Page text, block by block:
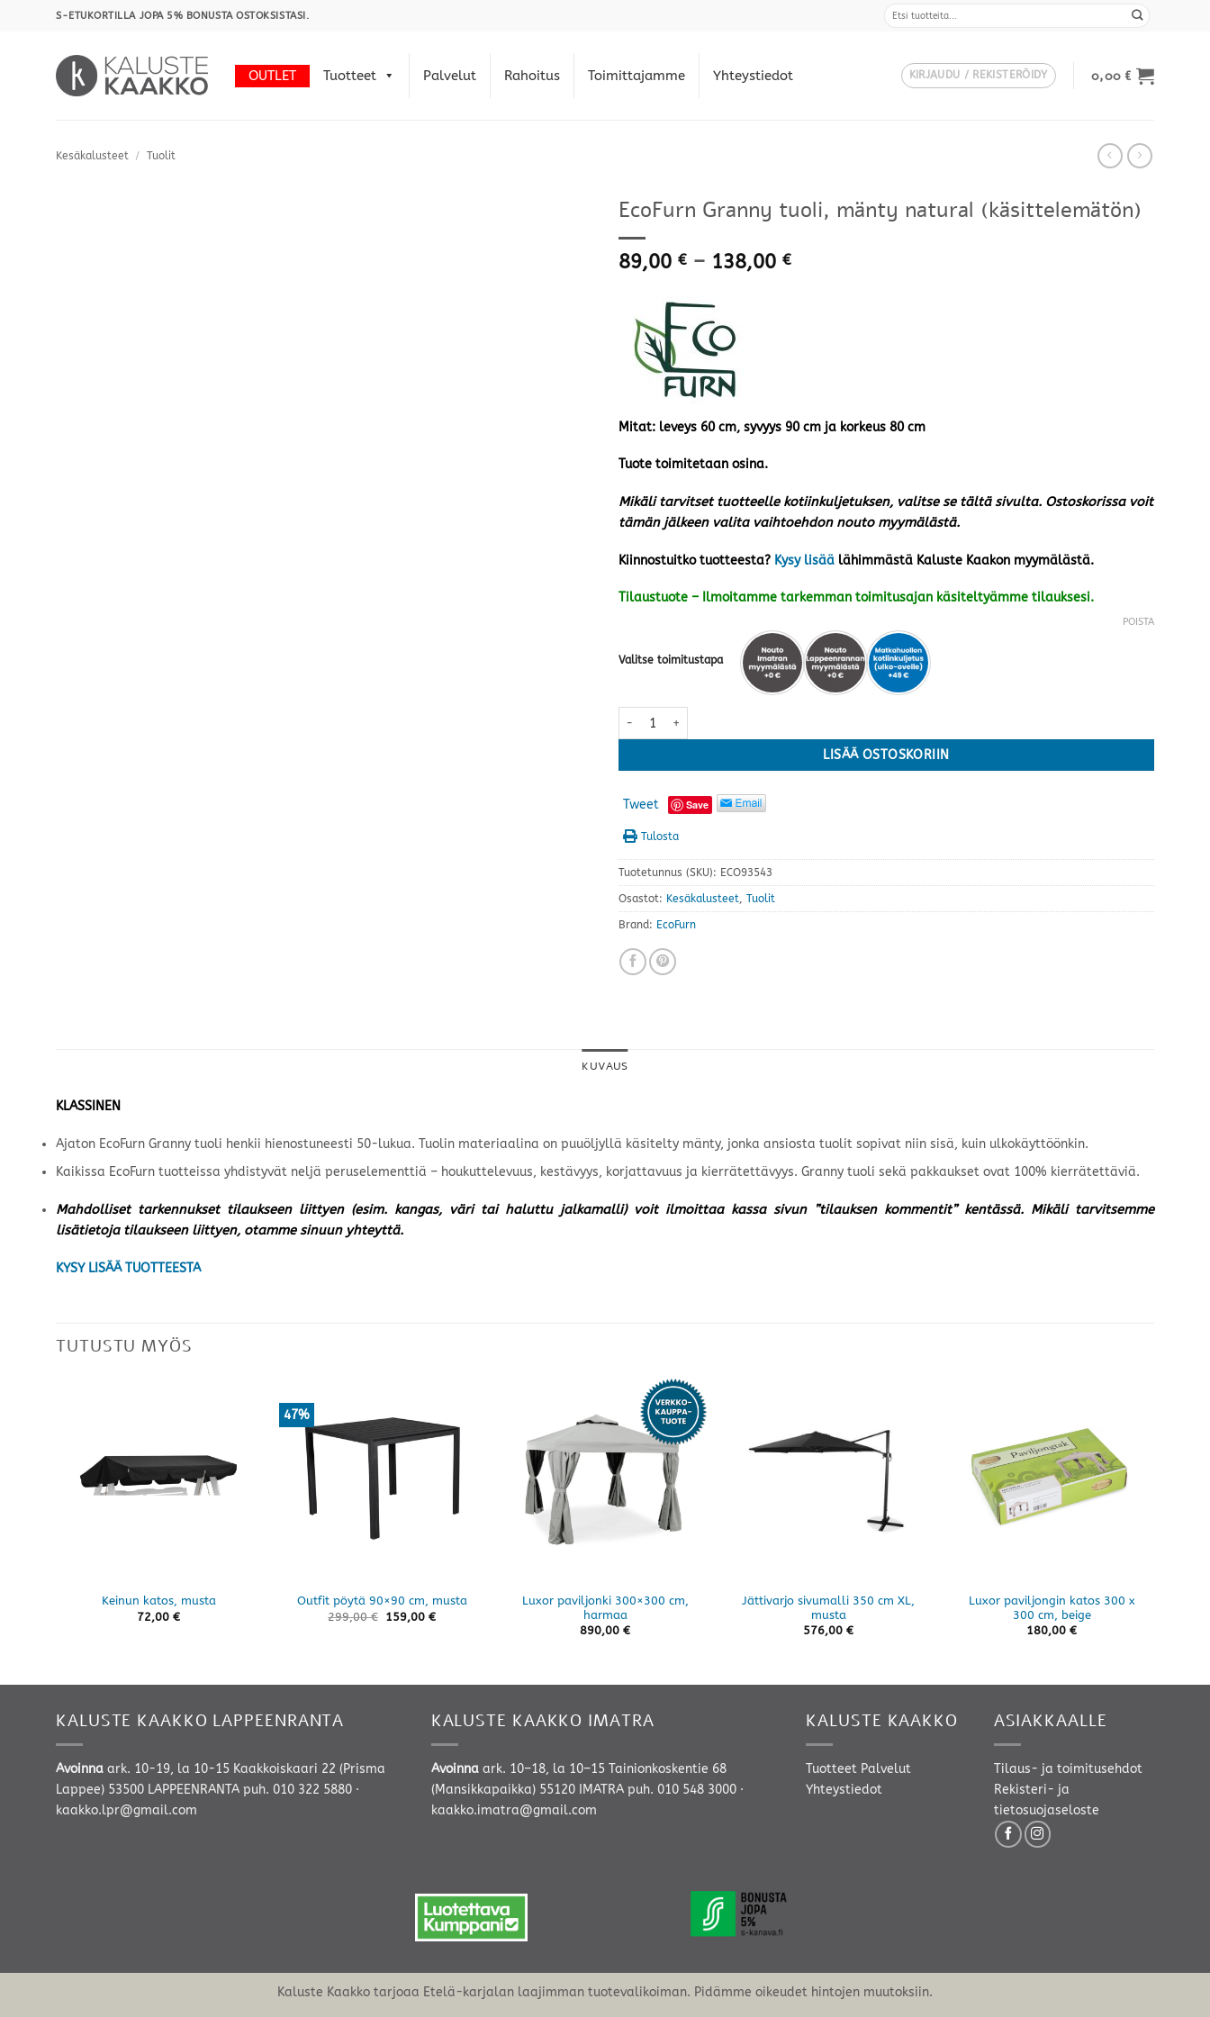
S-ETUKORTILLA JOPA 5% BONUSTA OSTOKSISTASI.
OUTLET Tuotteet Palvelut Rahoitus Toimittajamme Yhteystiedot KIRJAUDU / REKISTERÖIDY 0,00€
Kesäkalusteet / Tuolit
EcoFurn Granny tuoli, mänty natural (käsittelemätön)
89,00 € – 138,00 €Hintaluokka:
Mitat: leveys 60 cm, syvyys 90 cm ja korkeus 80 cm
Tuote toimitetaan osina.
Mikäli tarvitset tuotteelle kotiinkuljetuksen, valitse se tältä sivulta. Ostoskorissa voit
tämän jälkeen valita vaihtoehdon nouto myymälästä.
Kiinnostuitko tuotteesta? Kysy lisää lähimmästä Kaluste Kaakon myymälästä.
Tilaustuote – Ilmoitamme tarkemman toimitusajan käsiteltyämme tilauksesi.
Valitse toimitustapa
POISTA
EcoFurn Granny tuoli, mänty natural (käsittelemätön) määrä
LISÄÄ OSTOSKORIIN
Tweet Save
Tulosta
Tuotetunnus (SKU): ECO93543
Osastot: Kesäkalusteet, Tuolit
Brand: EcoFurn
KUVAUS
KLASSINEN
Ajaton EcoFurn Granny tuoli henkii hienostuneesti 50-lukua. Tuolin materiaalina on puuöljyllä käsitelty mänty, jonka ansiosta tuolit sopivat niin sisä, kuin ulkokäyttöönkin.
Kaikissa EcoFurn tuotteissa yhdistyvät neljä peruselementtiä – houkuttelevuus, kestävyys, korjattavuus ja kierrätettävyys. Granny tuoli sekä pakkaukset ovat 100% kierrätettäviä.
Mahdolliset tarkennukset tilaukseen liittyen (esim. kangas, väri tai haluttu jalkamalli) voit ilmoittaa kassa sivun ”tilauksen kommentit” kentässä. Mikäli tarvitsemme
lisätietoja tilaukseen liittyen, otamme sinuun yhteyttä.
KYSY LISÄÄ TUOTTEESTA
TUTUSTU MYÖS
Keinun katos, musta
72,00 €
47%
Outfit pöytä 90×90 cm, musta
299,00€ 159,00 €
Luxor paviljonki 300×300 cm,
harmaa
890,00 €
Jättivarjo sivumalli 350 cm XL,
musta
576,00 €
Luxor paviljongin katos 300 x
300 cm, beige
180,00 €
KALUSTE KAAKKO LAPPEENRANTA
Avoinna ark. 10-19, la 10-15 Kaakkoiskaari 22 (Prisma
Lappee) 53500 LAPPEENRANTA puh. 010 322 5880 ·
kaakko.lpr@gmail.com
KALUSTE KAAKKO IMATRA
Avoinnaark. 10–18, la 10–15 Tainionkoskentie 68
(Mansikkapaikka) 55120 IMATRA puh. 010 548 3000·
kaakko.imatra@gmail.com
KALUSTE KAAKKO
Tuotteet Palvelut
Yhteystiedot
ASIAKKAALLE
Tilaus- ja toimitusehdot
Rekisteri- ja
tietosuojaseloste
Kaluste Kaakko tarjoaa Etelä-karjalan laajimman tuotevalikoiman. Pidämme oikeudet hintojen muutoksiin.